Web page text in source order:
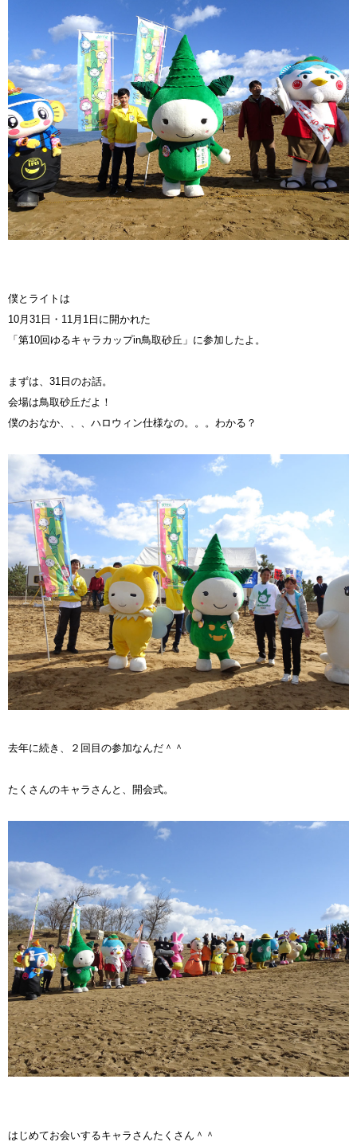
僕とライトは
10月31日・11月1日に開かれた
「第10回ゆるキャラカップin鳥取砂丘」に参加したよ。
まずは、31日のお話。
会場は鳥取砂丘だよ！
僕のおなか、、、ハロウィン仕様なの。。。わかる？
去年に続き、２回目の参加なんだ＾＾
たくさんのキャラさんと、開会式。
はじめてお会いするキャラさんたくさん＾＾